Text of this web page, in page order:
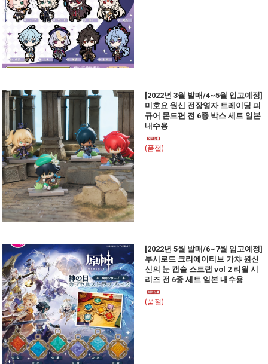
[2022년 3월 발매/4~5월 입고예정]
미호요 원신 전장영자 트레이딩 피
규어 몬드편 전 6종 박스 세트 일본
내수용
(품절)
[2022년 5월 발매/6~7월 입고예정]
부시로드 크리에이티브 가챠 원신
신의 눈 캡슐 스트랩 vol 2 리월 시
리즈 전 6종 세트 일본 내수용
(품절)